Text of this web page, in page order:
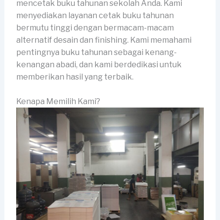
mencetak buku tahunan sekolah Anda. Kami
menyediakan layanan cetak buku tahunan
bermutu tinggi dengan bermacam-macam
alternatif desain dan finishing. Kami memahami
pentingnya buku tahunan sebagai kenang-
kenangan abadi, dan kami berdedikasi untuk
memberikan hasil yang terbaik.
Kenapa Memilih Kami?